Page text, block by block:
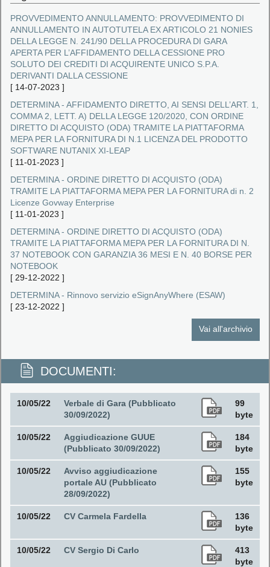
PROVVEDIMENTO ANNULLAMENTO: PROVVEDIMENTO DI
ANNULLAMENTO IN AUTOTUTELA EX ARTICOLO 21 NONIES
DELLA LEGGE N. 241/90 DELLA PROCEDURA DI GARA
APERTA PER L’AFFIDAMENTO DELLA CESSIONE PRO
SOLUTO DEI CREDITI DI ACQUIRENTE UNICO S.P.A.
DERIVANTI DALLA CESSIONE
[ 14-07-2023 ]
DETERMINA - AFFIDAMENTO DIRETTO, AI SENSI DELL’ART. 1,
COMMA 2, LETT. A) DELLA LEGGE 120/2020, CON ORDINE
DIRETTO DI ACQUISTO (ODA) TRAMITE LA PIATTAFORMA
MEPA PER LA FORNITURA DI N.1 LICENZA DEL PRODOTTO
SOFTWARE NUTANIX XI‐LEAP
[ 11-01-2023 ]
DETERMINA - ORDINE DIRETTO DI ACQUISTO (ODA)
TRAMITE LA PIATTAFORMA MEPA PER LA FORNITURA di n. 2
Licenze Govway Enterprise
[ 11-01-2023 ]
DETERMINA - ORDINE DIRETTO DI ACQUISTO (ODA)
TRAMITE LA PIATTAFORMA MEPA PER LA FORNITURA DI N.
37 NOTEBOOK CON GARANZIA 36 MESI E N. 40 BORSE PER
NOTEBOOK
[ 29-12-2022 ]
DETERMINA - Rinnovo servizio eSignAnyWhere (ESAW)
[ 23-12-2022 ]
Vai all'archivio
DOCUMENTI:
10/05/22
Verbale di Gara (Pubblicato
30/09/2022)
99
byte
10/05/22
Aggiudicazione GUUE
(Pubblicato 30/09/2022)
184
byte
10/05/22
Avviso aggiudicazione
portale AU (Pubblicato
28/09/2022)
155
byte
10/05/22 CV Carmela Fardella
136
byte
10/05/22 CV Sergio Di Carlo
413
byte